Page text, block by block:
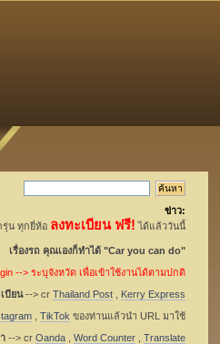
ข่าว:
รุ่น ทุกยี่ห้อ ลงทะเบียน ฟรี! ได้แล้ววันนี้
เรื่องรถ คุณเองก็ทำได้ "Car you can do"
--> ระบุจังหวัด เพื่อเข้าใช้งานได้ตามปกติ
บียน--> cr Thailand Post,
Kerry Express
, TikTok ของท่านแล้วนำ URL มาใช้
--> cr Oanda, Word Counter, Translate